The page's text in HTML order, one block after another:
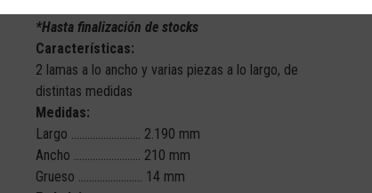
*Hasta finalización de stocks
Características:
2 lamas a lo ancho y varias piezas a lo largo, de
distintas medidas
Medidas:
Largo …………………….. 2.190 mm
Ancho ……………………. 210 mm
Grueso …………………… 14 mm